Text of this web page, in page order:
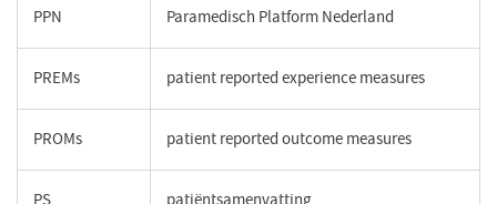
PPN Paramedisch Platform Nederland
PREMs patient reported experience measures
PROMs patient reported outcome measures